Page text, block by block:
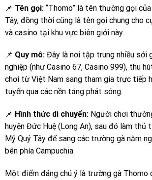
📌 Tên gọi: “Thomo” là tên thường gọi
Tây, đồng thời cũng là tên gọi chung cho
và casino tại khu vực biên giới này.
📌 Quy mô: Đây là nơi tập trung nhiều sới
nghiệp (như Casino 67, Casino 999), thu
chơi từ Việt Nam sang tham gia trực tiếp
tuyến qua các nền tảng phát sóng.
📌 Hình thức di chuyển: Người chơi
huyện Đức Huệ (Long An), sau đó làm thủ
Mỹ Quý Tây để sang các trường gà nằm
bên phía Campuchia.
Một điểm đáng chú ý là trường gà Thomo